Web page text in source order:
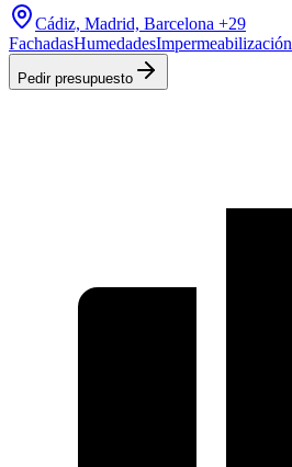
Cádiz, Madrid, Barcelona +29
FachadasHumedadesImpermeabilización
Pedir presupuesto